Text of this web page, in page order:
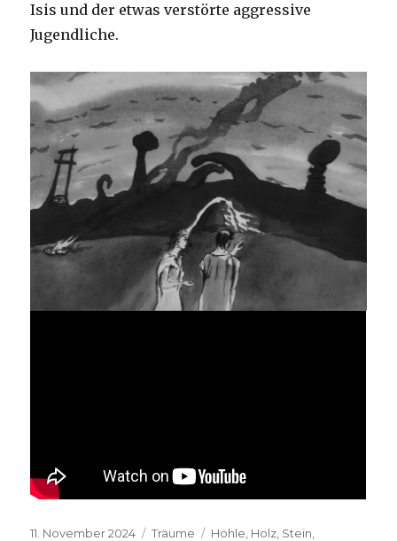
Isis und der etwas verstörte aggressive
Jugendliche.
Veröffentlicht
11. November 2024 Kategorien
Träume Schlagwörter
Höhle, Holz, Stein,